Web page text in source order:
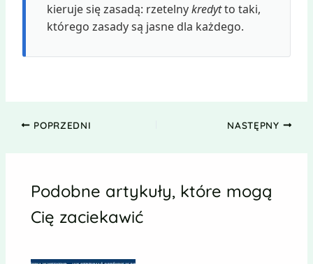
kieruje się zasadą: rzetelnykredytto taki,
którego zasady są jasne dla każdego.
POPRZEDNI NASTĘPNY
Podobne artykuły, które mogą
Cię zaciekawić